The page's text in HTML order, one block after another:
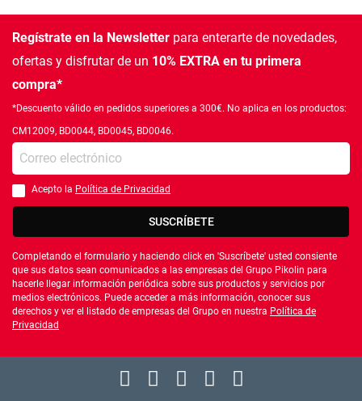
Regístrate en la Newsletter para enterarte de novedades,
ofertas y disfrutar de un 10% EXTRA en tu primera
compra*
*Descuento válido en pedidos superiores a 300€. No aplica en los productos:
CM12009, BD0044, BD0045, BD0046.
Introduce tu e-mail
Debes aceptar la política de privacidad
Acepto la Política de Privacidad
SUSCRÍBETE
Completando el formulario y haciendo click en 'Suscríbete' usted consiente
que sus datos sean comunicados a las empresas del Grupo Pikolin para
hacerle llegar información periódica sobre sus productos y servicios por
medios electrónicos. Puede acceder a más información, conocer sus
derechos y ver el listado de empresas del Grupo en nuestra Política de
Privacidad